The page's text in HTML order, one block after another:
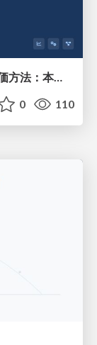
AIエージェントにおける評価指標と評価方法：本番環境での包括的検証戦略
0 110